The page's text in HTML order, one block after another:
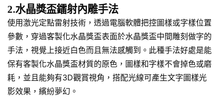
2.水晶獎盃鐳射內雕手法
使用激光定點雷射技術，透過電腦軟體把控圖樣或字樣位置
參數，穿過客製化水晶獎盃表面於水晶獎盃中間雕刻做字的
手法，視覺上接近白色而且無法感觸到。此種手法好處是能
保有客製化水晶獎盃材質的原色，圖樣和字樣不會掉色或磨
耗，並且能夠有3D觀賞視角，搭配光線可產生文字圖樣光
影效果，繽紛夢幻。